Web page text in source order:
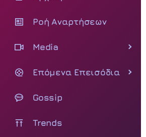
Ροή Αναρτήσεων
Media
Επόμενα Επεισόδια
Gossip
Trends